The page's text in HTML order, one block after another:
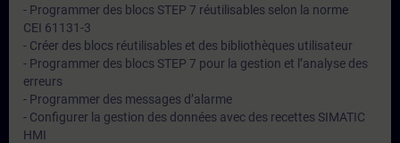
- Programmer des blocs STEP 7 réutilisables selon la norme
CEI 61131-3
- Créer des blocs réutilisables et des bibliothèques utilisateur
- Programmer des blocs STEP 7 pour la gestion et l’analyse des
erreurs
- Programmer des messages d’alarme
- Configurer la gestion des données avec des recettes SIMATIC
HMI